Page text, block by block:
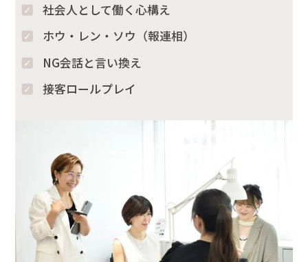
社会人として働く心構え
ホウ・レン・ソウ（報連相）
NG会話と言い換え
接客ロールプレイ